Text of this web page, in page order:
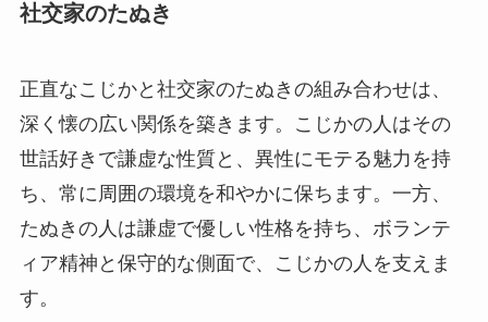
社交家のたぬき
正直なこじかと社交家のたぬきの組み合わせは、
深く懐の広い関係を築きます。こじかの人はその
世話好きで謙虚な性質と、異性にモテる魅力を持
ち、常に周囲の環境を和やかに保ちます。一方、
たぬきの人は謙虚で優しい性格を持ち、ボランテ
ィア精神と保守的な側面で、こじかの人を支えま
す。